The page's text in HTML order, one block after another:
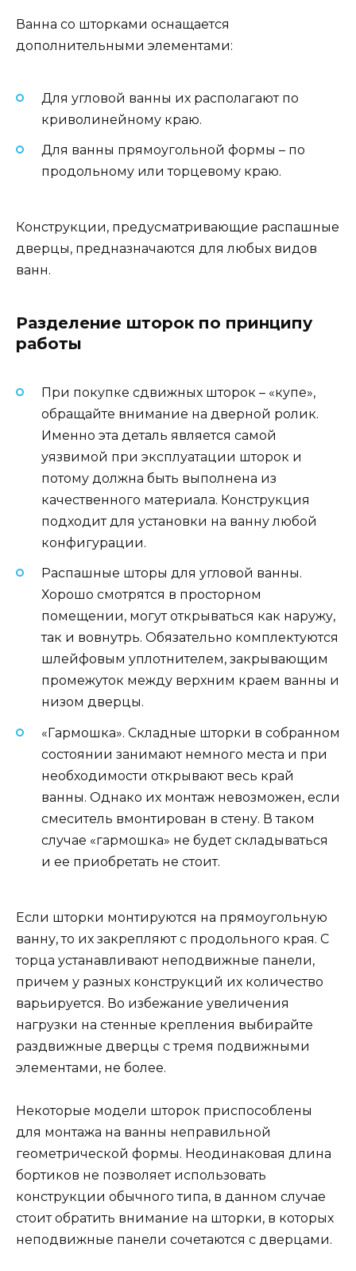
Ванна со шторками оснащается
дополнительными элементами:
Для угловой ванны их располагают по
криволинейному краю.
Для ванны прямоугольной формы – по
продольному или торцевому краю.
Конструкции, предусматривающие распашные
дверцы, предназначаются для любых видов
ванн.
Разделение шторок по принципу
работы
При покупке сдвижных шторок – «купе»,
обращайте внимание на дверной ролик.
Именно эта деталь является самой
уязвимой при эксплуатации шторок и
потому должна быть выполнена из
качественного материала. Конструкция
подходит для установки на ванну любой
конфигурации.
Распашные шторы для угловой ванны.
Хорошо смотрятся в просторном
помещении, могут открываться как наружу,
так и вовнутрь. Обязательно комплектуются
шлейфовым уплотнителем, закрывающим
промежуток между верхним краем ванны и
низом дверцы.
«Гармошка». Складные шторки в собранном
состоянии занимают немного места и при
необходимости открывают весь край
ванны. Однако их монтаж невозможен, если
смеситель вмонтирован в стену. В таком
случае «гармошка» не будет складываться
и ее приобретать не стоит.
Если шторки монтируются на прямоугольную
ванну, то их закрепляют с продольного края. С
торца устанавливают неподвижные панели,
причем у разных конструкций их количество
варьируется. Во избежание увеличения
нагрузки на стенные крепления выбирайте
раздвижные дверцы с тремя подвижными
элементами, не более.
Некоторые модели шторок приспособлены
для монтажа на ванны неправильной
геометрической формы. Неодинаковая длина
бортиков не позволяет использовать
конструкции обычного типа, в данном случае
стоит обратить внимание на шторки, в которых
неподвижные панели сочетаются с дверцами.